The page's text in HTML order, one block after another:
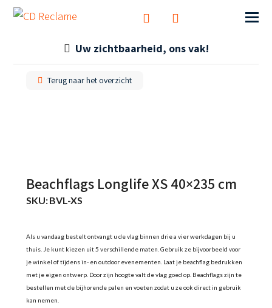
Uw zichtbaarheid, ons vak!
Terug naar het overzicht
Beachflags Longlife XS 40×235 cm
SKU:BVL-XS
Als u vandaag bestelt ontvangt u de vlag binnen drie a vier werkdagen bij u
thuis. Je kunt kiezen uit 5 verschillende maten. Gebruik ze bijvoorbeeld voor
je winkel of tijdens in- en outdoor evenementen. Laat je beachflag bedrukken
met je eigen ontwerp. Door zijn hoogte valt de vlag goed op. Beachflags zijn te
bestellen met de bijhorende palen en voeten zodat u ze ook direct in gebruik
kan nemen.